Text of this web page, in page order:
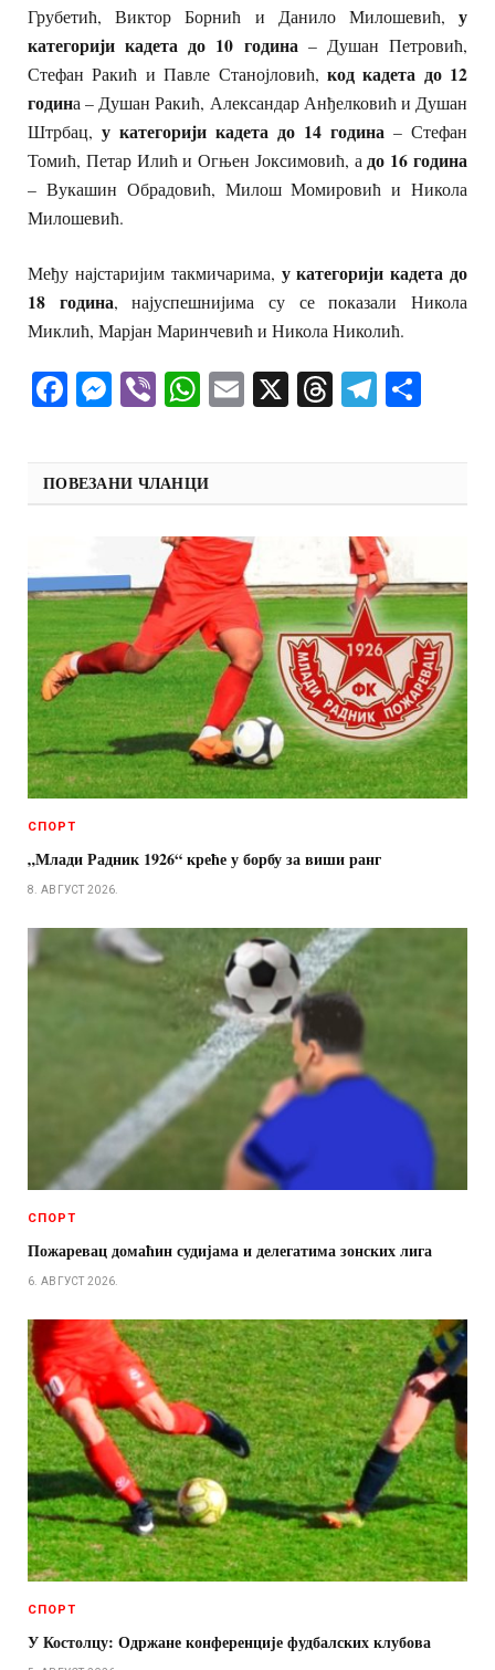
Грубетић, Виктор Борнић и Данило Милошевић, у
категорији кадета до 10 година – Душан Петровић,
Стефан Ракић и Павле Станојловић, код кадета до 12
година – Душан Ракић, Александар Анђелковић и Душан
Штрбац, у категорији кадета до 14 година – Стефан
Томић, Петар Илић и Огњен Јоксимовић, а до 16 година
– Вукашин Обрадовић, Милош Момировић и Никола
Милошевић.
Међу најстаријим такмичарима, у категорији кадета до
18 година, најуспешнијима су се показали Никола
Миклић, Марјан Маринчевић и Никола Николић.
Facebook
Messenger
ViberWhatsApp
Email
X Threads
ПОВЕЗАНИ ЧЛАНЦИ
СПОРТ
„Млади Радник 1926“ креће у борбу за виши ранг
8. АВГУСТ 2026.
СПОРТ
Пожаревац домаћин судијама и делегатима зонских лига
6. АВГУСТ 2026.
СПОРТ
У Костолцу: Одржане конференције фудбалских клубова